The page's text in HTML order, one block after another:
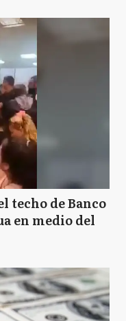
techo de Banco
en medio del